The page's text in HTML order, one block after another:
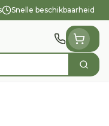
Snelle beschikbaarheid
Zoek